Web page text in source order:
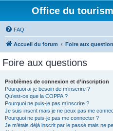
Office du
FAQ
Accueil du forum Foire aux
Foire aux questions
Problèmes de connexion et d’inscription
Pourquoi ai-je besoin de m’inscrire ?
Qu’est-ce que la COPPA ?
Pourquoi ne puis-je pas m’inscrire ?
Je suis inscrit mais je ne peux pas me
Pourquoi ne puis-je pas me connecter ?
Je m’étais déjà inscrit par le passé mais ne